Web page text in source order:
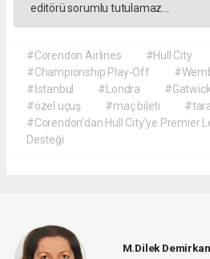
editörü sorumlu tutulamaz...
#Corendon Airlines #Hull City
#Championship Play-Off
#İstanbul
#Londra #Gatwick
#özel uçuş
#maç bileti
#Corendon’dan Hull City’ye Premier
Desteği
M.Dilek Demirkan